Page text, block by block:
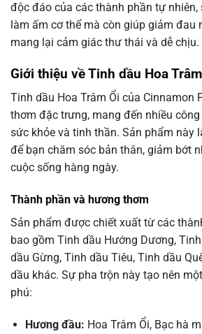
độc đáo của các thành phần tự
làm ấm cơ thể mà còn giúp giảm đau
mang lại cảm giác thư thái và dễ chịu.
Giới thiệu về Tinh dầu Hoa
Tinh dầu Hoa Trâm Ổi của Cinnamon
thơm đặc trưng, mang đến nhiều
sức khỏe và tinh thần. Sản phẩm này
để bạn chăm sóc bản thân, giảm bớt
cuộc sống hàng ngày.
Thành phần và hương thơm
Sản phẩm được chiết xuất từ các
bao gồm Tinh dầu Hướng Dương,
dầu Gừng, Tinh dầu Tiêu, Tinh dầu
dầu khác. Sự pha trộn này tạo nên
phú:
Hương đầu: Hoa Trâm Ổi, Bạc hà